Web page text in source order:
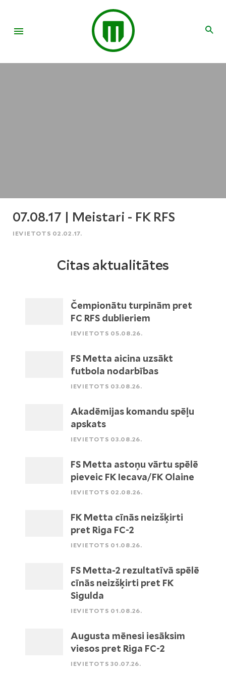
07.08.17 | Meistari - FK RFS
IEVIETOTS 02.02.17.
Citas aktualitātes
Čempionātu turpinām pret
FC RFS dublieriem
IEVIETOTS 05.08.26.
FS Metta aicina uzsākt
futbola nodarbības
IEVIETOTS 03.08.26.
Akadēmijas komandu spēļu
apskats
IEVIETOTS 03.08.26.
FS Metta astoņu vārtu spēlē
pieveic FK Iecava/FK Olaine
IEVIETOTS 02.08.26.
FK Metta cīnās neizšķirti
pret Riga FC-2
IEVIETOTS 01.08.26.
FS Metta-2 rezultatīvā spēlē
cīnās neizšķirti pret FK
Sigulda
IEVIETOTS 01.08.26.
Augusta mēnesi iesāksim
viesos pret Riga FC-2
IEVIETOTS 30.07.26.